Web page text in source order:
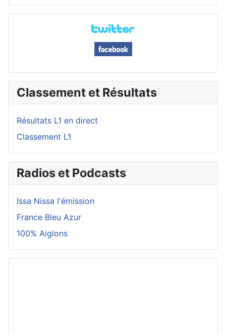
Classement et Résultats
Résultats L1 en direct
Classement L1
Radios et Podcasts
Issa Nissa l'émission
France Bleu Azur
100% Aiglons